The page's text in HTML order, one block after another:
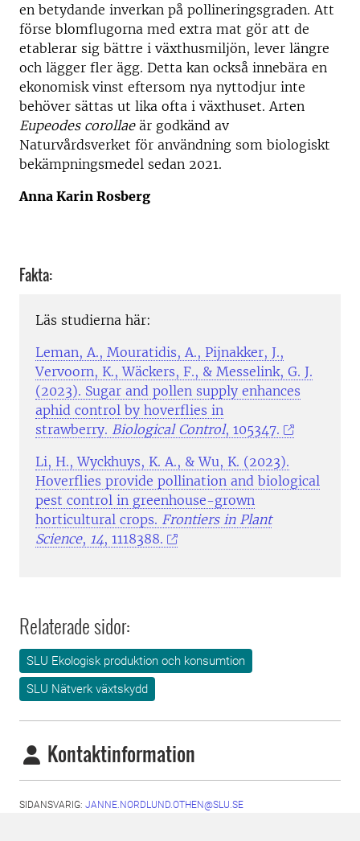
en betydande inverkan på pollineringsgraden. Att
förse blomflugorna med extra mat gör att de
etablerar sig bättre i växthusmiljön, lever längre
och lägger fler ägg. Detta kan också innebära en
ekonomisk vinst eftersom nya nyttodjur inte
behöver sättas ut lika ofta i växthuset. Arten
Eupeodes corollaeär godkänd av
Naturvårdsverket för användning som biologiskt
bekämpningsmedel sedan 2021.
Anna Karin Rosberg
Fakta:
Läs studierna här:
Leman, A., Mouratidis, A., Pijnakker, J.,
Vervoorn, K., Wäckers, F., & Messelink, G. J.
(2023). Sugar and pollen supply enhances
aphid control by hoverflies in
strawberry. Biological Control, 105347.
Li, H., Wyckhuys, K. A., & Wu, K. (2023).
Hoverflies provide pollination and biological
pest control in greenhouse-grown
horticultural crops. Frontiers in Plant
Science, 14, 1118388.
Relaterade sidor:
SLU Ekologisk produktion och konsumtion
SLU Nätverk växtskydd
Kontaktinformation
SIDANSVARIG: JANNE.NORDLUND.OTHEN@SLU.SE